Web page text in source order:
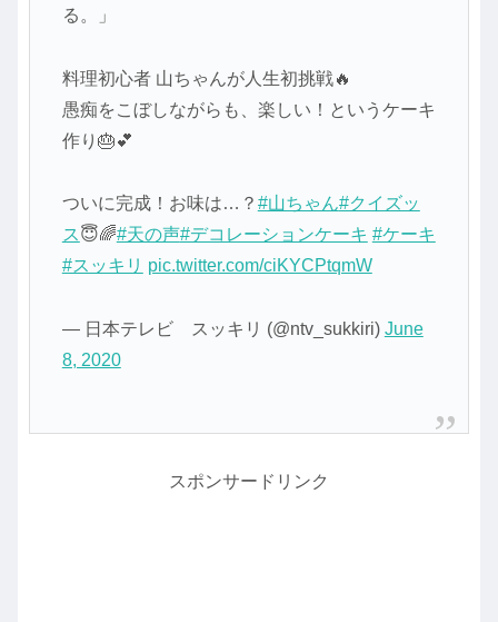
る。」
料理初心者 山ちゃんが人生初挑戦🔥
愚痴をこぼしながらも、楽しい！というケーキ
作り🎂💕
ついに完成！お味は…？ #山ちゃん#クイズッ
ス😇🌈#天の声#デコレーションケーキ #ケーキ
#スッキリ pic.twitter.com/ciKYCPtqmW
— 日本テレビ スッキリ (@ntv_sukkiri) June
8, 2020
スポンサードリンク